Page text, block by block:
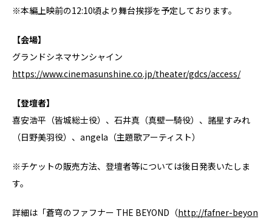
※本編上映前の12:10頃より舞台挨拶を予定しております。
【会場】
グランドシネマサンシャイン
https://www.cinemasunshine.co.jp/theater/gdcs/access/
【登壇者】
喜安浩平（皆城総⼠役）、⽯井真（真壁⼀騎役）、諸星すみれ
（⽇野美⽻役）、angela（主題歌アーティスト）
※チケットの販売方法、登壇者等については後日発表いたしま
す。
詳細は「蒼穹のファフナー THE BEYOND（http://fafner-beyon